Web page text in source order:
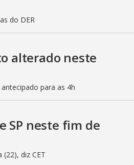
do DER
alterado neste
para as 4h
SP neste fim de
diz CET